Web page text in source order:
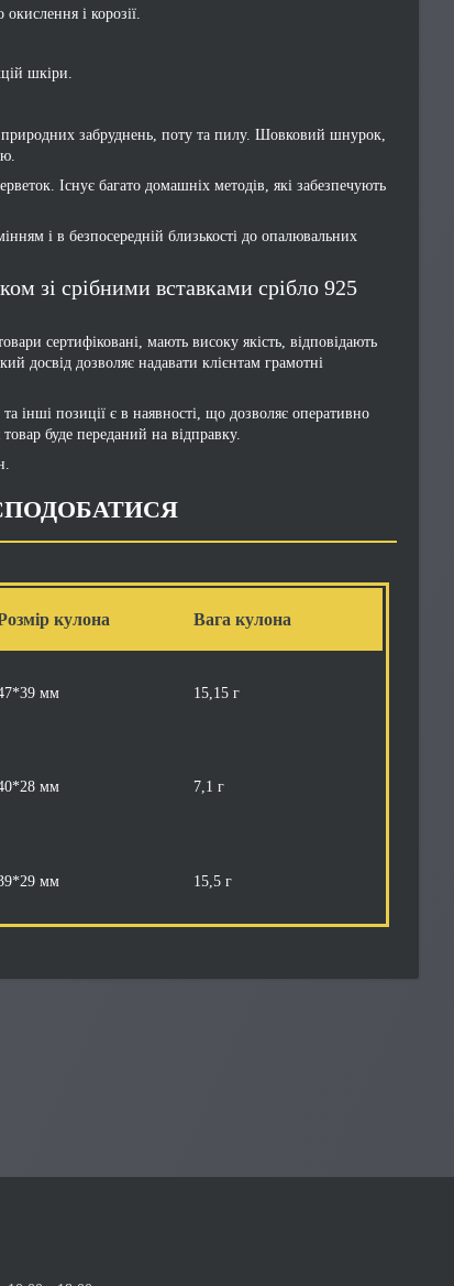
і корозії.
шкіри.
природних забруднень, поту та пилу. Шовковий шнурок,
Існує багато домашніх методів, які забезпечують
і в безпосередній близькості до опалювальних
зі срібними вставками срібло 925
сертифіковані, мають високу якість, відповідають
досвід дозволяє надавати клієнтам грамотні
та інші позиції є в наявності, що дозволяє оперативно
буде переданий на відправку.
кулона Вага кулона
мм 15,15 г
мм 7,1 г
мм 15,5 г